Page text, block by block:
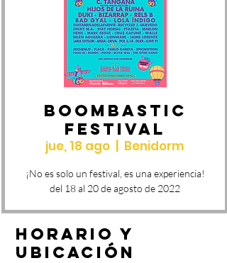
Boombastic
Festival
jue, 18 ago Benidorm
¡No es solo un festival, es una experiencia!
Horario y
ubicación